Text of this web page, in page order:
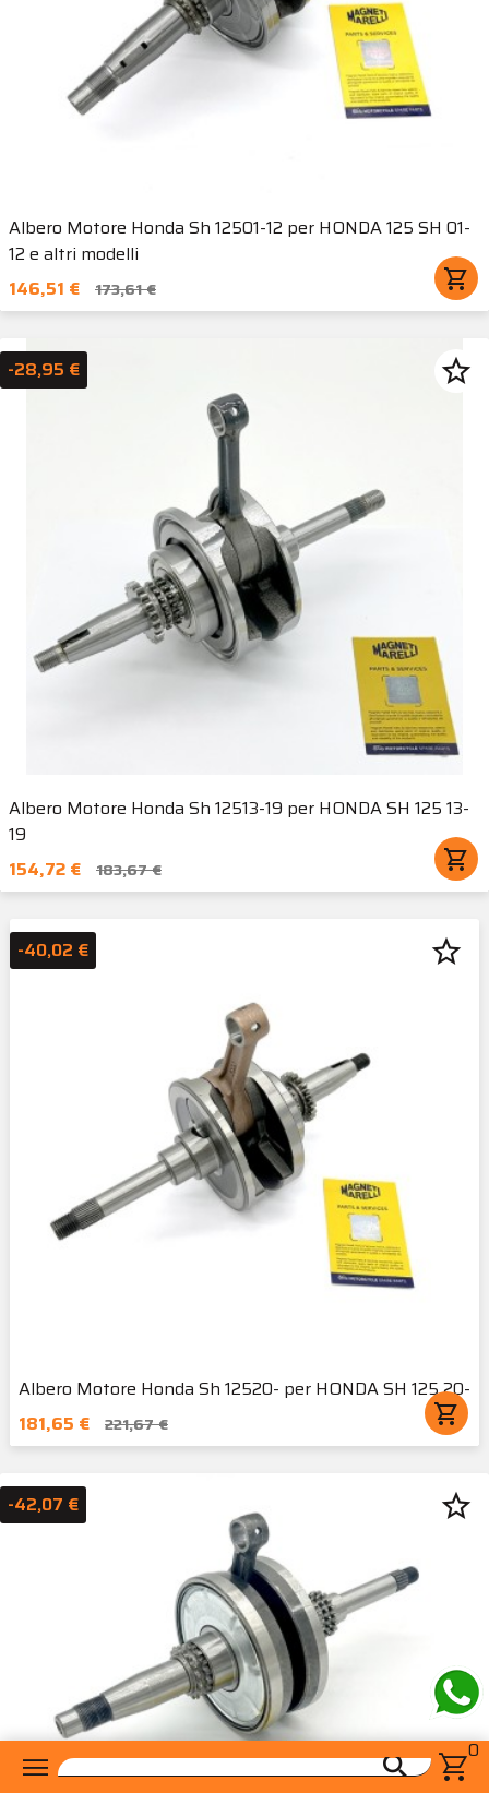
menu search shopping_cart0
Albero Motore Honda Sh 12501-12 per HONDA 125 SH 01-
12 e altri modelli
146,51 €
173,61 € shopping_cart
Albero Motore Honda Sh 12513-19 per HONDA SH 125 13-
19
154,72 €
183,67 € shopping_cart
-28,95 € star_border
Albero Motore Honda Sh 12520- per HONDA SH 125 20-
181,65 €
221,67 € shopping_cart
-40,02 € star_border
-42,07 € star_border